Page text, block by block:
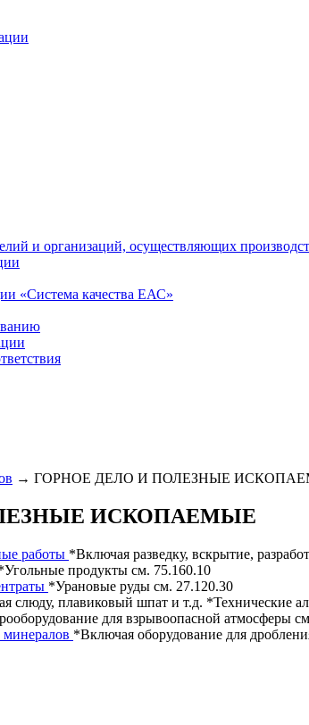
и организаций, осуществляющих
«Система качества ЕАС»
→ ГОРНОЕ ДЕЛО И ПОЛЕЗНЫЕ
ИСКОПАЕМЫЕ
работы *Включая разведку, вскрытие,
продукты см. 75.160.10
*Урановые руды см. 27.120.30
слюду, плавиковый шпат и т.д. *Технические
для взрывоопасной атмосферы
минералов *Включая оборудование для